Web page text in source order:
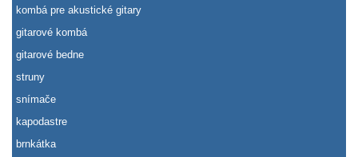
kombá pre akustické gitary
gitarové kombá
gitarové bedne
struny
snímače
kapodastre
brnkátka